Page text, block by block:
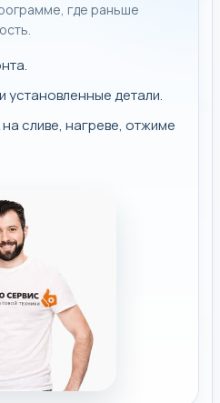
где раньше
установленные детали.
сливе, нагреве, отжиме